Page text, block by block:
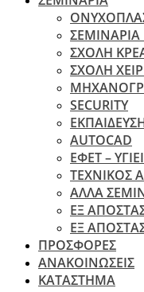
ΣΧΟΛΗ
ΣΧΟΛΗ
SECURITY
ΑUTOCAD
ΕΦΕΤ –
ΤΕΧΝΙΚΟΣ
ΆΛΛΑ
EΞ
ΕΞ
ΠΡΟΣΦΟΡΕΣ
ΑΝΑΚΟΙΝΩΣΕΙΣ
ΚΑΤΑΣΤΗΜΑ